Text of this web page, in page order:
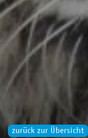
zurück zur Übersicht